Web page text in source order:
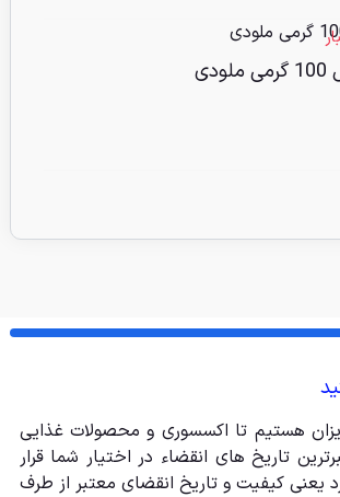
هستیم تا اکسسوری و محصولات غذایی
تاریخ های انقضاء در اختیار شما قرار
یعنی کیفیت و تاریخ انقضای معتبر از طرف